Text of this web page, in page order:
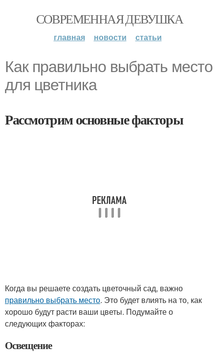
СОВРЕМЕННАЯ ДЕВУШКА
главная новости статьи
Как правильно выбрать место
для цветника
Рассмотрим основные факторы
Когда вы решаете создать цветочный сад, важно
правильно выбрать место. Это будет влиять на то, как
хорошо будут расти ваши цветы. Подумайте о
следующих факторах:
Освещение